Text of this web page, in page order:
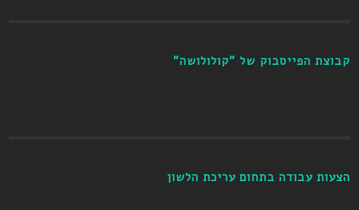
קבוצת הפייסבוק של "קולולושה"
הצעות עבודה בתחום עריכת הלשון